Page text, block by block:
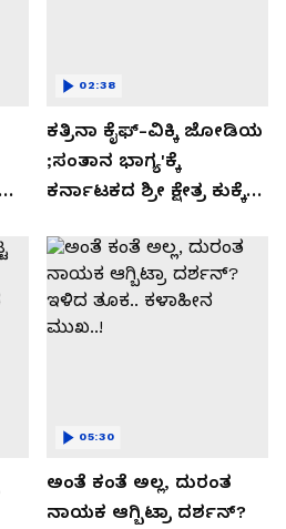
ಕತ್ರಿನಾ ಕೈಫ್-ವಿಕ್ಕಿ ಜೋಡಿಯ
;ಸಂತಾನ ಭಾಗ್ಯ'ಕ್ಕೆ
ಕರ್ನಾಟಕದ ಶ್ರೀ ಕ್ಷೇತ್ರ ಕುಕ್ಕೆ
02:38
ಅಂತೆ ಕಂತೆ ಅಲ್ಲ, ದುರಂತ
ನಾಯಕ ಆಗ್ಬಿಟ್ರಾ ದರ್ಶನ್?
05:30